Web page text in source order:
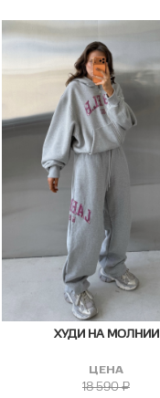
ХУДИ НА МОЛНИИ
ЦЕНА
18 590₽